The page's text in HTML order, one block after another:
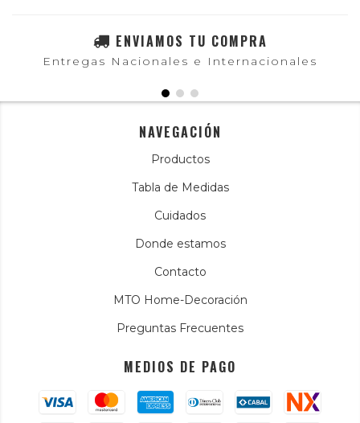
ENVIAMOS TU COMPRA
Entregas Nacionales e Internacionales
NAVEGACIÓN
Productos
Tabla de Medidas
Cuidados
Donde estamos
Contacto
MTO Home-Decoración
Preguntas Frecuentes
MEDIOS DE PAGO